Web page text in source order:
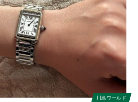
川島ワールド